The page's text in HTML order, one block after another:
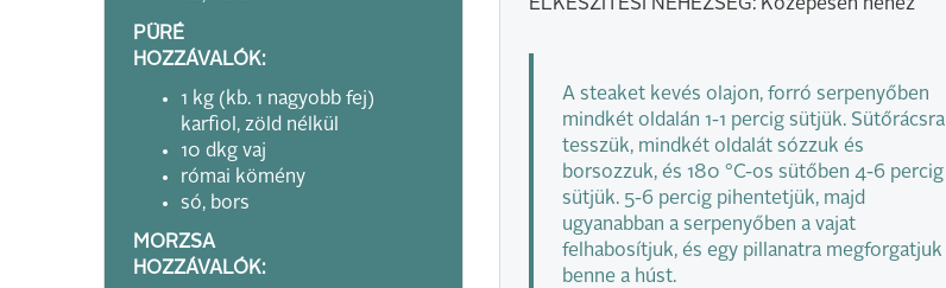
PÜRÉ
HOZZÁVALÓK:
1 kg (kb. 1 nagyobb fej)
karfiol, zöld nélkül
10 dkg vaj
római kömény
só, bors
MORZSA
HOZZÁVALÓK:
ELKÉSZÍTÉSI NEHÉZSÉG: Közepesen nehéz
A steaket kevés olajon, forró serpenyőben
mindkét oldalán 1-1 percig sütjük. Sütőrácsra
tesszük, mindkét oldalát sózzuk és
borsozzuk, és 180 °C-os sütőben 4-6 percig
sütjük. 5-6 percig pihentetjük, majd
ugyanabban a serpenyőben a vajat
felhabosítjuk, és egy pillanatra megforgatjuk
benne a húst.